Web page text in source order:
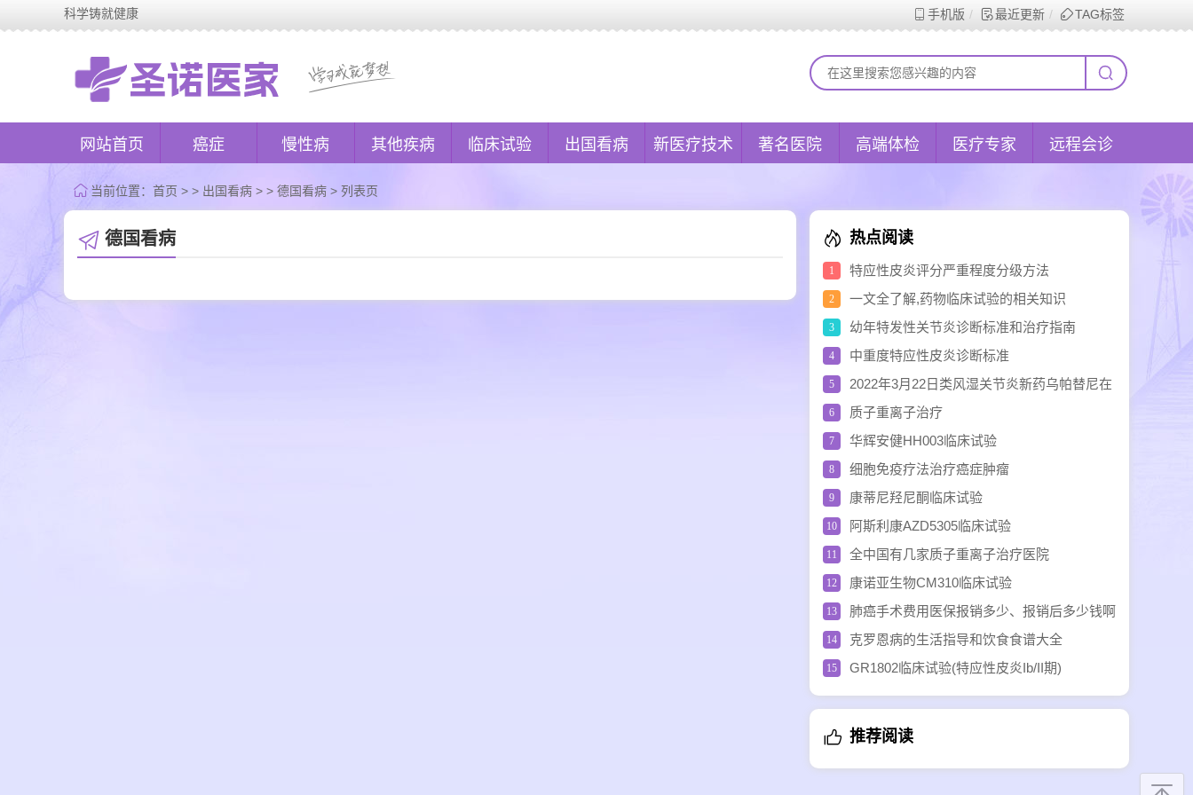
科学铸就健康 手机版 最近更新 TAG标签
网站首页 癌症 慢性病 其他疾病 临床试验 出国看病 新医疗技术 著名医院 高端体检 医疗专家 远程会诊
当前位置： 首页 > > 出国看病 > > 德国看病 > 列表页
德国看病 热点阅读
1 特应性皮炎评分严重程度分级方法
2 一文全了解,药物临床试验的相关知识
3 幼年特发性关节炎诊断标准和治疗指南
4 中重度特应性皮炎诊断标准
5
2022年3月22日类风湿关节炎新药乌帕替尼在
中国获批上市
6 质子重离子治疗
7 华辉安健HH003临床试验
8 细胞免疫疗法治疗癌症肿瘤
9 康蒂尼羟尼酮临床试验
10 阿斯利康AZD5305临床试验
11 全中国有几家质子重离子治疗医院
12 康诺亚生物CM310临床试验
13 肺癌手术费用医保报销多少、报销后多少钱啊
14 克罗恩病的生活指导和饮食食谱大全
15 GR1802临床试验(特应性皮炎Ib/II期)
推荐阅读